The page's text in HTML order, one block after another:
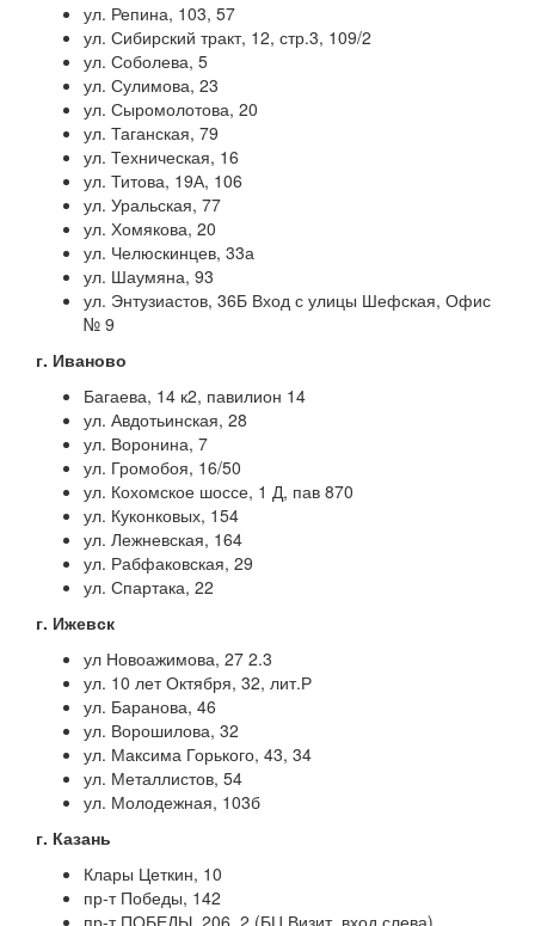
ул. Репина, 103, 57
ул. Сибирский тракт, 12, стр.3, 109/2
ул. Соболева, 5
ул. Сулимова, 23
ул. Сыромолотова, 20
ул. Таганская, 79
ул. Техническая, 16
ул. Титова, 19А, 106
ул. Уральская, 77
ул. Хомякова, 20
ул. Челюскинцев, 33а
ул. Шаумяна, 93
ул. Энтузиастов, 36Б Вход с улицы Шефская, Офис
№ 9
г. Иваново
Багаева, 14 к2, павилион 14
ул. Авдотьинская, 28
ул. Воронина, 7
ул. Громобоя, 16/50
ул. Кохомское шоссе, 1 Д, пав 870
ул. Куконковых, 154
ул. Лежневская, 164
ул. Рабфаковская, 29
ул. Спартака, 22
г. Ижевск
ул Новоажимова, 27 2.3
ул. 10 лет Октября, 32, лит.Р
ул. Баранова, 46
ул. Ворошилова, 32
ул. Максима Горького, 43, 34
ул. Металлистов, 54
ул. Молодежная, 103б
г. Казань
Клары Цеткин, 10
пр-т Победы, 142